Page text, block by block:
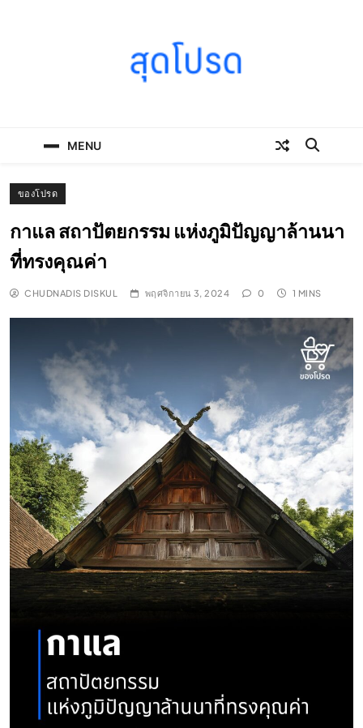
MENU
ของโปรด
กาแล สถาปัตยกรรม แห่งภูมิปัญญาล้านนา
ที่ทรงคุณค่า
CHUDNADIS DISKUL พฤศจิกายน 3, 2024 0 1 MINS